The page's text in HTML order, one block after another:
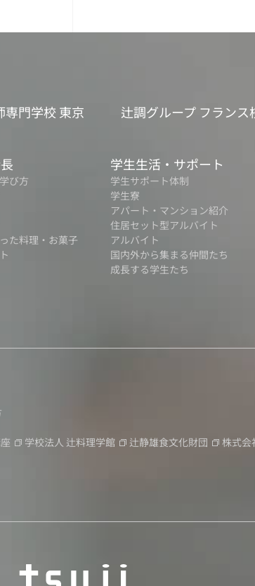
専門学校 東京
辻調グループ フランス
び方
た料理・お菓子
学生生活・サポート
学生サポート体制
学生寮
アパート・マンション紹介
住居セット型アルバイト
アルバイト
国内外から集まる仲間たち
成長する学生たち
学校法人 辻料理学館 辻静雄食文化財団 株式会